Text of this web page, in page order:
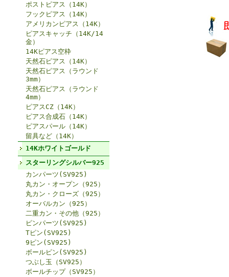
ポストピアス（14K）
フックピアス（14K）
アメリカンピアス（14K）
ピアスキャッチ（14K/14
金）
14Kピアス空枠
天然石ピアス（14K）
天然石ピアス（ラウンド
3mm）
天然石ピアス（ラウンド
4mm）
ピアスCZ（14K）
ピアス合成石（14K）
ピアスパール（14K）
留具など（14K）
14Kホワイトゴールド
スターリングシルバー925
カンパーツ(SV925)
丸カン・オープン（925）
丸カン・クローズ（925）
オーバルカン（925）
二重カン・その他（925）
ピンパーツ(SV925)
Tピン(SV925)
9ピン(SV925)
ボールピン(SV925)
つぶし玉（SV925）
ボールチップ（SV925）